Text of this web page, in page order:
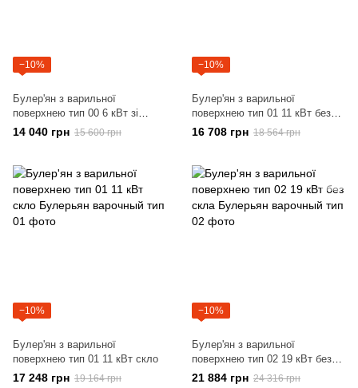
−10%
Булер'ян з варильної
поверхнею тип 00 6 кВт зі
склом
14 040 грн 15 600 грн
−10%
Булер'ян з варильної
поверхнею тип 01 11 кВт без
скла
16 708 грн 18 564 грн
−10%
Булер'ян з варильної
поверхнею тип 01 11 кВт скло
17 248 грн 19 164 грн
−10%
Булер'ян з варильної
поверхнею тип 02 19 кВт без
скла
21 884 грн 24 316 грн